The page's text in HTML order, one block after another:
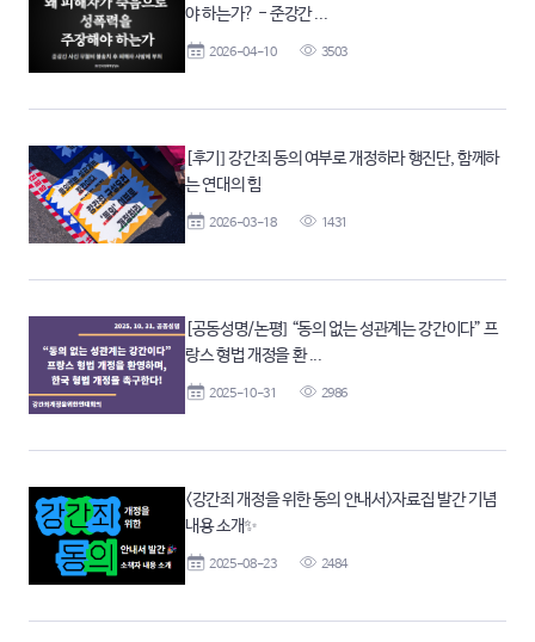
야 하는가? - 준강간 ...
2026-04-10 3503
[후기] 강간죄 동의 여부로 개정하라 행진단, 함께하
는 연대의 힘
2026-03-18 1431
[공동성명/논평] “동의 없는 성관계는 강간이다” 프
랑스 형법 개정을 환 ...
2025-10-31 2986
<강간죄 개정을 위한 동의 안내서>자료집 발간 기념
내용 소개✨
2025-08-23 2484